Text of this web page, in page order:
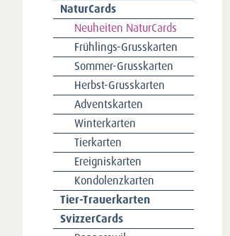
NaturCards
Neuheiten NaturCards
Frühlings-Grusskarten
Sommer-Grusskarten
Herbst-Grusskarten
Adventskarten
Winterkarten
Tierkarten
Ereigniskarten
Kondolenzkarten
Tier-Trauerkarten
SvizzerCards